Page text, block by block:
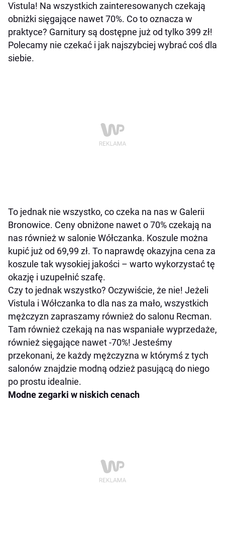
Vistula! Na wszystkich zainteresowanych czekają
obniżki sięgające nawet 70%. Co to oznacza w
praktyce? Garnitury są dostępne już od tylko 399 zł!
Polecamy nie czekać i jak najszybciej wybrać coś dla
siebie.
To jednak nie wszystko, co czeka na nas w Galerii
Bronowice. Ceny obniżone nawet o 70% czekają na
nas również w salonie Wółczanka. Koszule można
kupić już od 69,99 zł. To naprawdę okazyjna cena za
koszule tak wysokiej jakości – warto wykorzystać tę
okazję i uzupełnić szafę.
Czy to jednak wszystko? Oczywiście, że nie! Jeżeli
Vistula i Wółczanka to dla nas za mało, wszystkich
mężczyzn zapraszamy również do salonu Recman.
Tam również czekają na nas wspaniałe wyprzedaże,
również sięgające nawet -70%! Jesteśmy
przekonani, że każdy mężczyzna w którymś z tych
salonów znajdzie modną odzież pasującą do niego
po prostu idealnie.
Modne zegarki w niskich cenach